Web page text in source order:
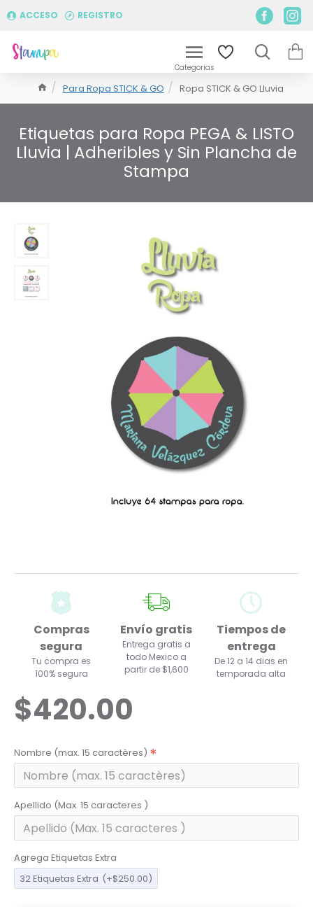
ACCESO REGISTRO
Para Ropa STICK & GO Ropa STICK & GO Lluvia
Etiquetas para Ropa PEGA & LISTO
Lluvia | Adheribles y Sin Plancha de
Stampa
Compras
segura
Tu compra es
100% segura
Envío gratis
Entrega gratis a
todo Mexico a
partir de $1,600
Tiempos de
entrega
De 12 a 14 dias en
temporada alta
$420.00
Nombre (max. 15 caractères)
Apellido (Max. 15 caracteres )
Agrega Etiquetas Extra
32 Etiquetas Extra (+$250.00)